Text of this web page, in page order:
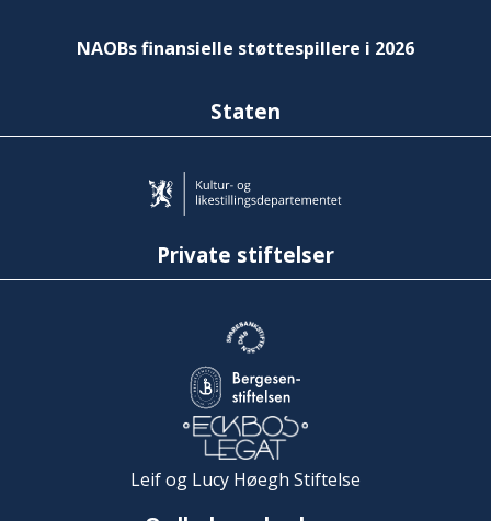
NAOBs finansielle støttespillere i 2026
Staten
Private stiftelser
Leif og Lucy Høegh Stiftelse